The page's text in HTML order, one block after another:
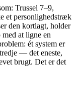
Trussel 7–9,
et personlighedstræk
den kortlagt, holder
at ligne en
ét system er
— det eneste,
brugt. Det er det